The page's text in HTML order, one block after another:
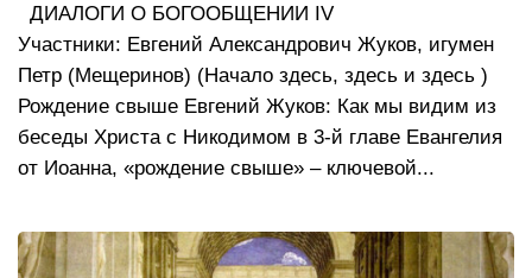
ДИАЛОГИ О БОГООБЩЕНИИ IV
Участники: Евгений Александрович Жуков, игумен
Петр (Мещеринов) (Начало здесь, здесь и здесь )
Рождение свыше Евгений Жуков: Как мы видим из
беседы Христа с Никодимом в 3-й главе Евангелия
от Иоанна, «рождение свыше» – ключевой...